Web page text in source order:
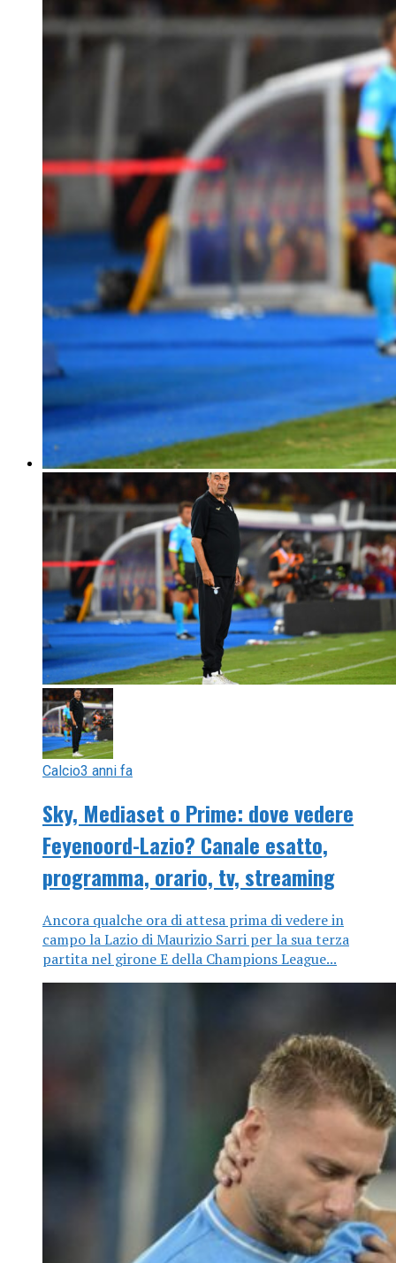
Calcio3 anni fa
Sky, Mediaset o Prime: dove vedere
Feyenoord-Lazio? Canale esatto,
programma, orario, tv, streaming
Ancora qualche ora di attesa prima di vedere in
campo la Lazio di Maurizio Sarri per la sua terza
partita nel girone E della Champions League...